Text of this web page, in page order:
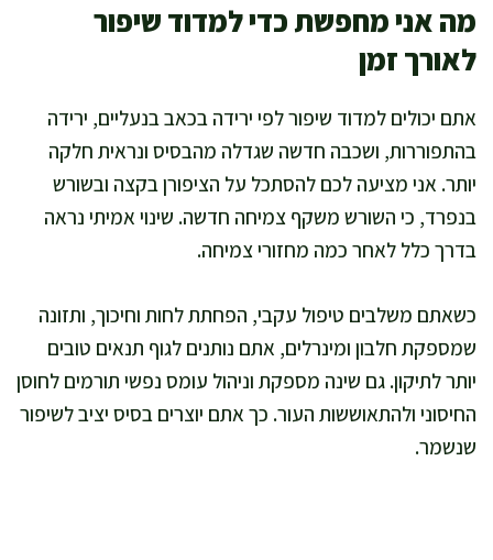
מה אני מחפשת כדי למדוד שיפור
לאורך זמן
אתם יכולים למדוד שיפור לפי ירידה בכאב בנעליים, ירידה
בהתפוררות, ושכבה חדשה שגדלה מהבסיס ונראית חלקה
יותר. אני מציעה לכם להסתכל על הציפורן בקצה ובשורש
בנפרד, כי השורש משקף צמיחה חדשה. שינוי אמיתי נראה
בדרך כלל לאחר כמה מחזורי צמיחה.
כשאתם משלבים טיפול עקבי, הפחתת לחות וחיכוך, ותזונה
שמספקת חלבון ומינרלים, אתם נותנים לגוף תנאים טובים
יותר לתיקון. גם שינה מספקת וניהול עומס נפשי תורמים לחוסן
החיסוני ולהתאוששות העור. כך אתם יוצרים בסיס יציב לשיפור
שנשמר.